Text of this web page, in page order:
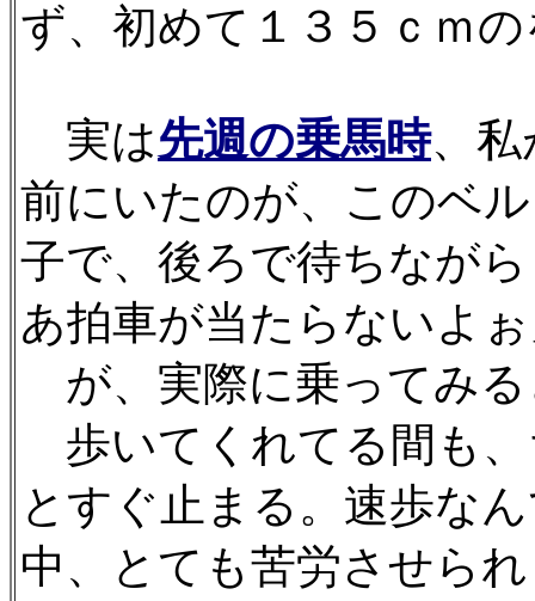
ず、初めて１３５ｃｍ
実は先週の乗馬時、私
前にいたのが、このベ
子で、後ろで待ちなが
あ拍車が当たらないよ
が、実際に乗ってみ
歩いてくれてる間も
とすぐ止まる。速歩な
中、とても苦労させら